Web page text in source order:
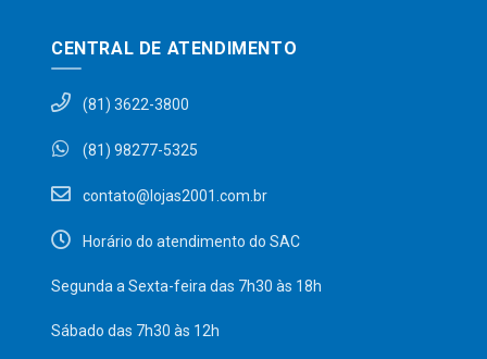
CENTRAL DE ATENDIMENTO
(81) 3622-3800
(81) 98277-5325
contato@lojas2001.com.br
Horário do atendimento do SAC
Segunda a Sexta-feira das 7h30 às 18h
Sábado das 7h30 às 12h